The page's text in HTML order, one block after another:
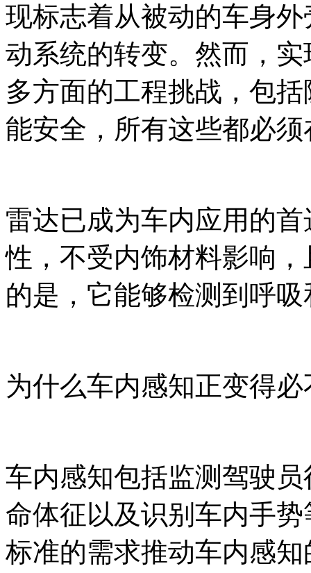
现标志着从被动的车身
动系统的转变。然而，
多方面的工程挑战，包
能安全，所有这些都必
雷达已成为车内应用的
性，不受内饰材料影响
的是，它能够检测到呼
为什么车内感知正变得
车内感知包括监测驾驶
命体征以及识别车内手
标准的需求推动车内感